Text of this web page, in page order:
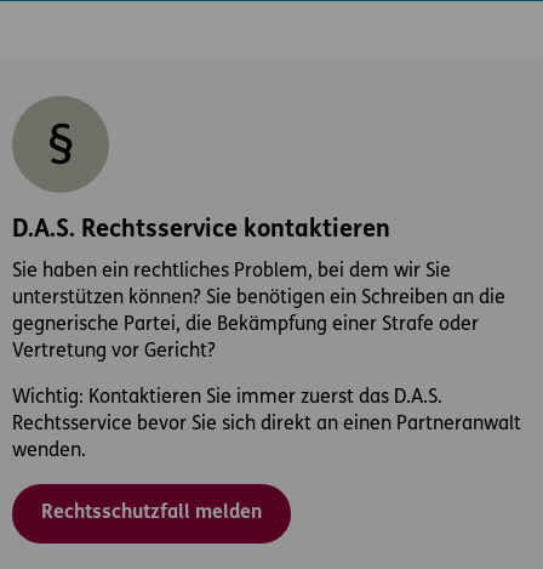
D.A.S. Rechtsservice kontaktieren
Sie haben ein rechtliches Problem, bei dem wir Sie
unterstützen können? Sie benötigen ein Schreiben an die
gegnerische Partei, die Bekämpfung einer Strafe oder
Vertretung vor Gericht?
Wichtig: Kontaktieren Sie immer zuerst das D.A.S.
Rechtsservice bevor Sie sich direkt an einen Partneranwalt
wenden.
Rechtsschutzfall melden